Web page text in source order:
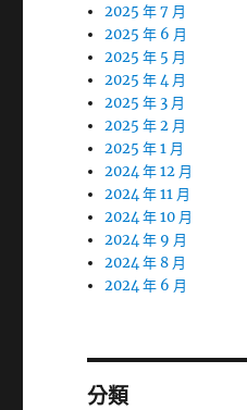
2025 年 7 月
2025 年 6 月
2025 年 5 月
2025 年 4 月
2025 年 3 月
2025 年 2 月
2025 年 1 月
2024 年 12 月
2024 年 11 月
2024 年 10 月
2024 年 9 月
2024 年 8 月
2024 年 6 月
分類